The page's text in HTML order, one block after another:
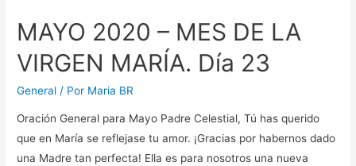
MES
LA
VIRGEN
MAYO 2020 – MES DE LA
VIRGEN MARÍA. Día 23
General / Por Maria BR
Oración General para Mayo Padre Celestial, Tú has querido
que en María se reflejase tu amor. ¡Gracias por habernos dado
una Madre tan perfecta! Ella es para nosotros una nueva